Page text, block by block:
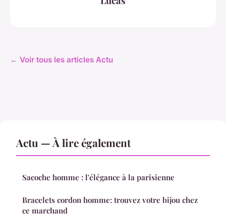
← Voir tous les articles Actu
Actu — À lire également
Sacoche homme : l'élégance à la parisienne
Bracelets cordon homme: trouvez votre bijou chez
ce marchand